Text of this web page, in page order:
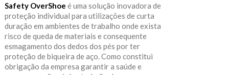
Safety OverShoe é uma solução inovadora de
proteção individual para utilizações de curta
duração em ambientes de trabalho onde exista
risco de queda de materiais e consequente
esmagamento dos dedos dos pés por ter
proteção de biqueira de aço. Como constitui
obrigação da empresa garantir a saúde e